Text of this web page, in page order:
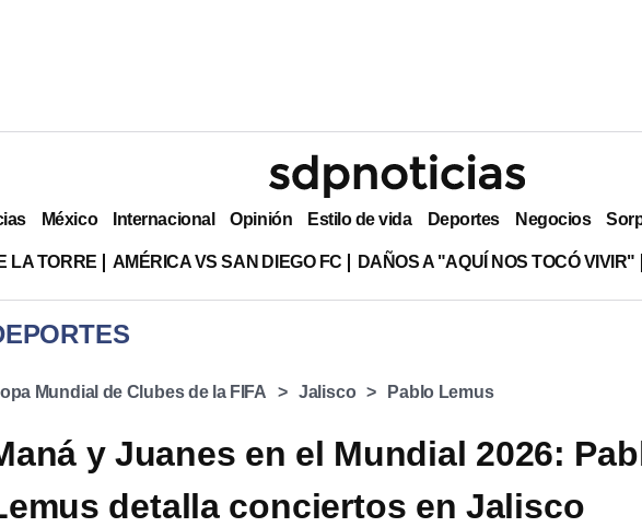
México Internacional Opinión Estilo de vida Deportes Negocios
LA TORRE AMÉRICA VS SAN DIEGO FC DAÑOS A "AQUÍ NOS TOCÓ VIVIR"
Mundial de Clubes de la FIFA Jalisco Pablo Lemus
y Juanes en el Mundial 2026:
detalla conciertos en Jalisco